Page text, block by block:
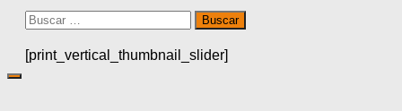
Buscar:
[print_vertical_thumbnail_slider]